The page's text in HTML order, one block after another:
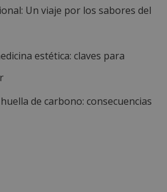
Un viaje por los sabores del
estética: claves para
de carbono: consecuencias